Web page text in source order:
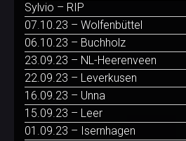
Sylvio – RIP
07.10.23 – Wolfenbüttel
06.10.23 – Buchholz
23.09.23 – NL-Heerenveen
22.09.23 – Leverkusen
16.09.23 – Unna
15.09.23 – Leer
01.09.23 – Isernhagen